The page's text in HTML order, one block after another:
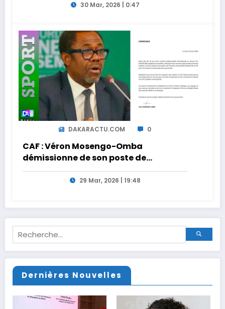
30 Mar, 2026 | 0:47
DAKARACTU.COM 0
CAF : Véron Mosengo-Omba
démissionne de son poste de
Secrétaire Général
29 Mar, 2026 | 19:48
Dernières Nouvelles